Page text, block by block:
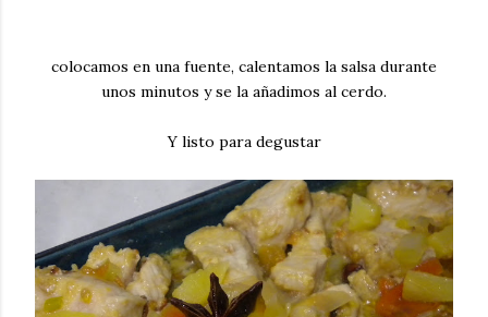
colocamos en una fuente, calentamos la salsa durante
unos minutos y se la añadimos al cerdo.
Y listo para degustar